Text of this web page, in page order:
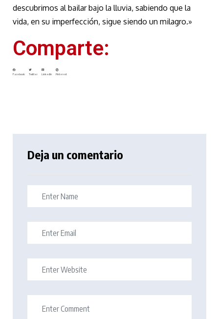
descubrimos al bailar bajo la lluvia, sabiendo que la
vida, en su imperfección, sigue siendo un milagro.»
Comparte:
Facebook Twitter LinkedIn Pinterest
Deja un comentario